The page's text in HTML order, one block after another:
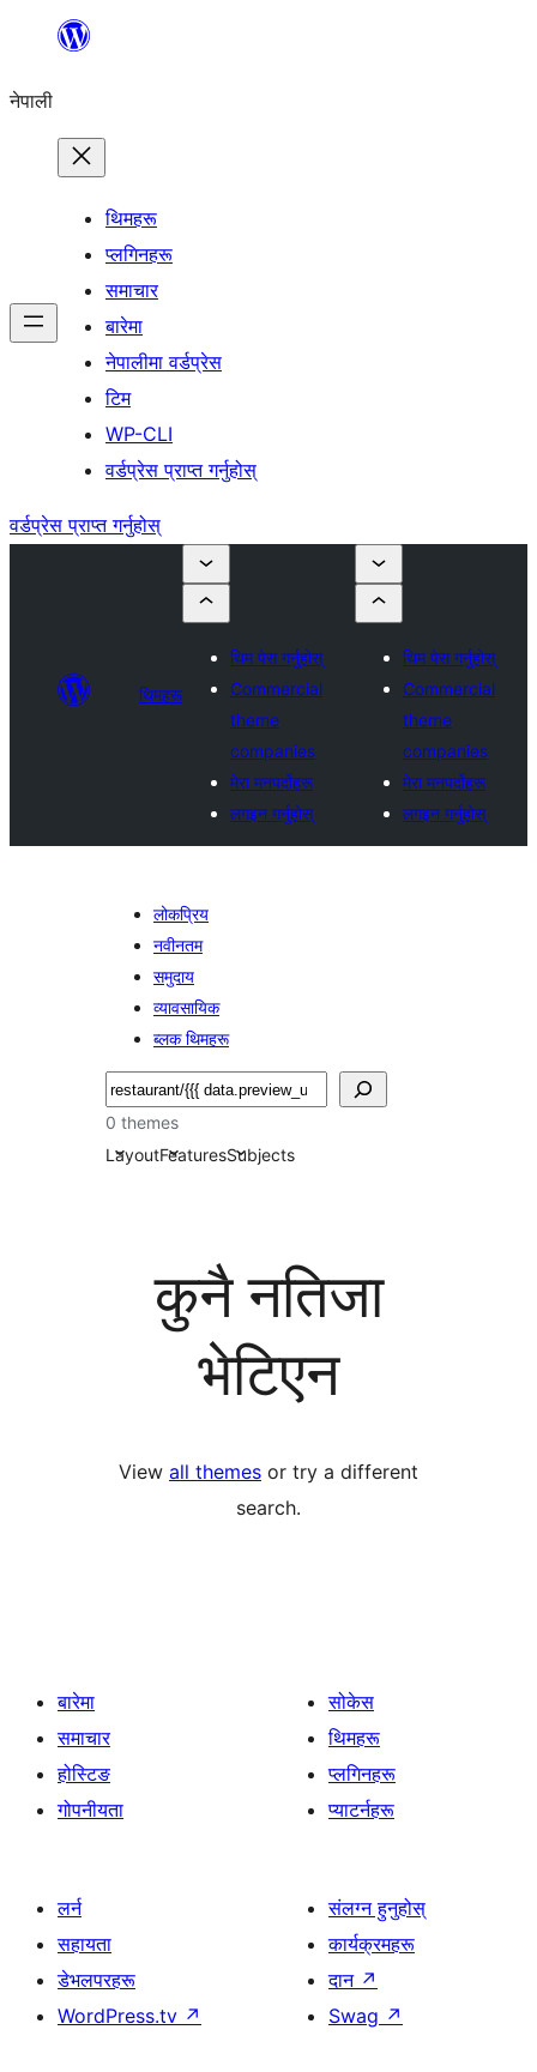
सामग्रीमा
नेपाली
थिमहरू
प्लगिनहरू
समाचार
बारेमा
नेपालीमा वर्डप्रेस
टिम
WP-CLI
वर्डप्रेस प्राप्त गर्नुहोस्
वर्डप्रेस प्राप्त गर्नुहोस्
थिमहरू
थिम पेस गर्नुहोस्
Commercial
theme
companies
मेरा मनपर्दोहरू
लगइन गर्नुहोस्
थिम पेस गर्नुहोस्
Commercial
theme
companies
मेरा मनपर्दोहरू
लगइन गर्नुहोस्
लोकप्रिय
नवीनतम
समुदाय
व्यावसायिक
ब्लक थिमहरू
खोज्नुहोस्
0 themes
LayoutFeaturesSubjects
कुनै नतिजा
भेटिएन
View all themes or try a different
search.
बारेमा
समाचार
होस्टिङ
गोपनीयता
सोकेस
थिमहरू
प्लगिनहरू
प्याटर्नहरू
लर्न
सहायता
डेभलपरहरू
WordPress.tv ↗
संलग्न हुनुहोस्
कार्यक्रमहरू
दान ↗
Swag ↗